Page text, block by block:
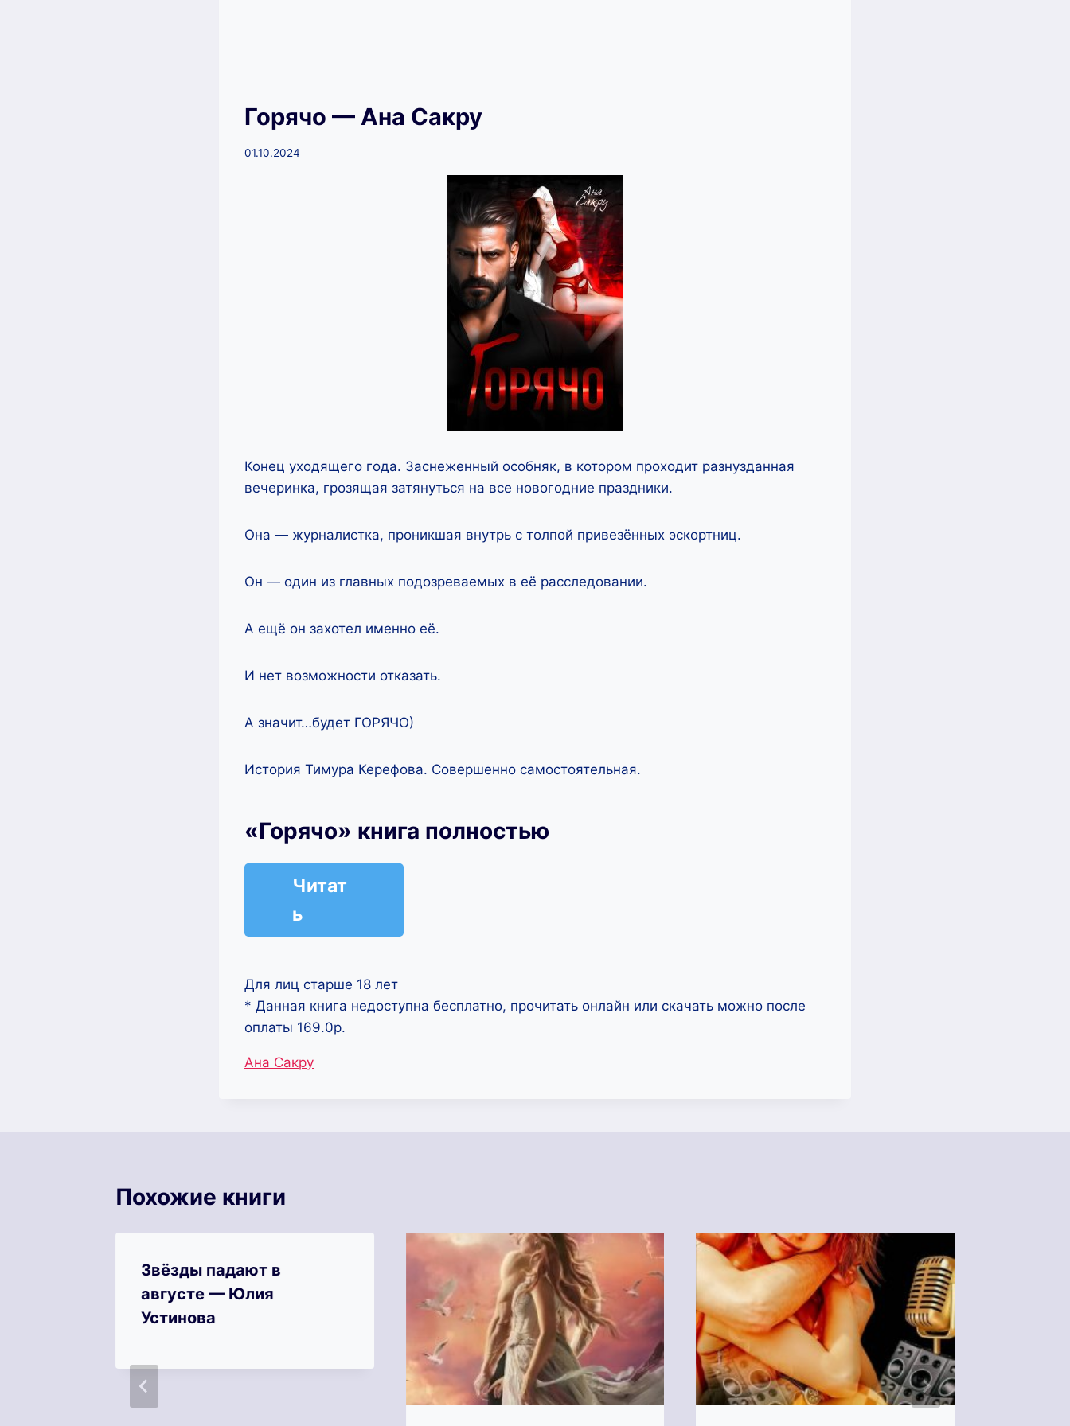
Горячо — Ана Сакру
01.10.2024
Конец уходящего года. Заснеженный особняк, в котором проходит разнузданная
вечеринка, грозящая затянуться на все новогодние праздники.
Она — журналистка, проникшая внутрь с толпой привезённых эскортниц.
Он — один из главных подозреваемых в её расследовании.
А ещё он захотел именно её.
И нет возможности отказать.
А значит…будет ГОРЯЧО)
История Тимура Керефова. Совершенно самостоятельная.
«Горячо» книга полностью
Читат
ь
Для лиц старше 18 лет
* Данная книга недоступна бесплатно, прочитать онлайн или скачать можно после
оплаты 169.0р.
Метки
Ана Сакру
Похожие книги
Звёзды падают в
августе — Юлия
Устинова